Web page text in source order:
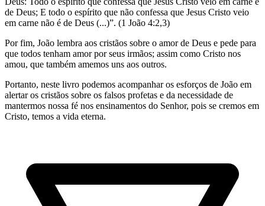
de Deus; E todo o espírito que não confessa que Jesus Cristo veio
em carne não é de Deus (...)”. (1 João 4:2,3)
Por fim, João lembra aos cristãos sobre o amor de Deus e pede para
que todos tenham amor por seus irmãos; assim como Cristo nos
amou, que também amemos uns aos outros.
Portanto, neste livro podemos acompanhar os esforços de João em
alertar os cristãos sobre os falsos profetas e da necessidade de
mantermos nossa fé nos ensinamentos do Senhor, pois se cremos em
Cristo, temos a vida eterna.